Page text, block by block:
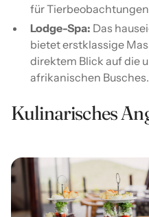
für
Lodge-Spa: Das
bietet erstklassige
direktem Blick auf die
afrikanischen Busches.
Kulinarisches